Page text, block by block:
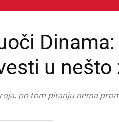
u nešto
po tom pitanju nema